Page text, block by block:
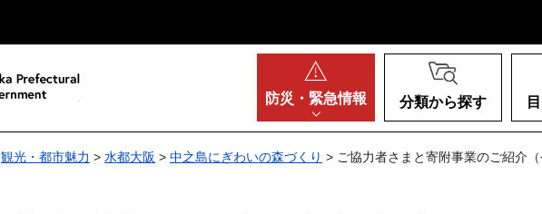
防災・ 緊急情報 分類から探す
観光・都市魅力 > 水都大阪 > 中之島にぎわいの森づくり > ご協力者さまと寄附事業のご紹介（